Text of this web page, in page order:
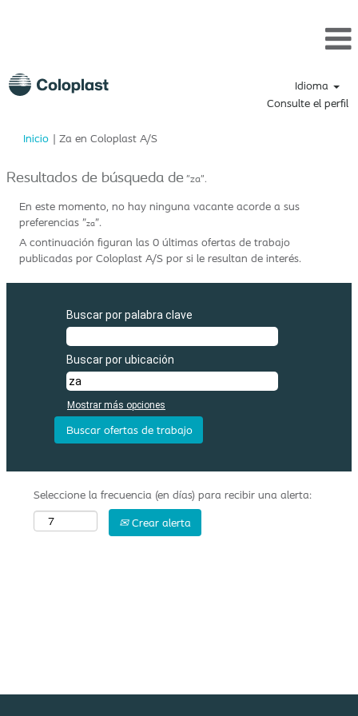
Idioma
Consulte el perfil
Inicio | Za en Coloplast A/S(página
Resultados de búsqueda de "za".
En este momento, no hay ninguna vacante acorde a sus
preferencias "za".
A continuación figuran las 0 últimas ofertas de trabajo
publicadas por Coloplast A/S por si le resultan de interés.
Buscar por palabra clave
Buscar por ubicación
Mostrar más opciones
Seleccione la frecuencia (en días) para recibir una alerta:
Crear alerta